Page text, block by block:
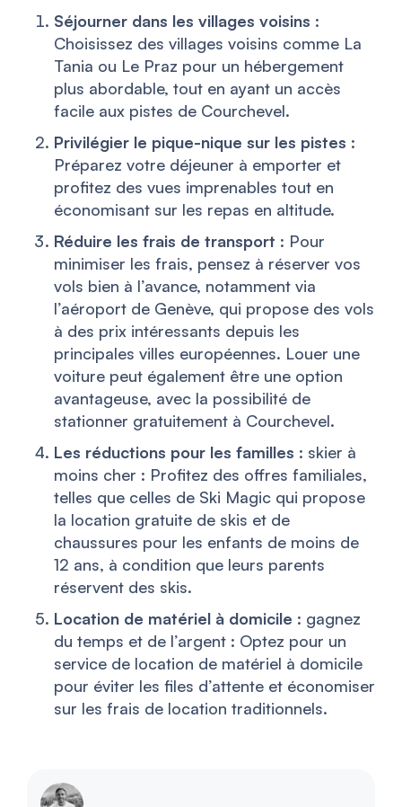
Séjourner dans les villages voisins :
Choisissez des villages voisins comme La
Tania ou Le Praz pour un hébergement
plus abordable, tout en ayant un accès
facile aux pistes de Courchevel.
Privilégier le pique-nique sur les pistes :
Préparez votre déjeuner à emporter et
profitez des vues imprenables tout en
économisant sur les repas en altitude.
Réduire les frais de transport : Pour
minimiser les frais, pensez à réserver vos
vols bien à l’avance, notamment via
l’aéroport de Genève, qui propose des vols
à des prix intéressants depuis les
principales villes européennes. Louer une
voiture peut également être une option
avantageuse, avec la possibilité de
stationner gratuitement à Courchevel.
Les réductions pour les familles : skier à
moins cher : Profitez des offres familiales,
telles que celles de Ski Magic qui propose
la location gratuite de skis et de
chaussures pour les enfants de moins de
12 ans, à condition que leurs parents
réservent des skis.
Location de matériel à domicile : gagnez
du temps et de l’argent : Optez pour un
service de location de matériel à domicile
pour éviter les files d’attente et économiser
sur les frais de location traditionnels.